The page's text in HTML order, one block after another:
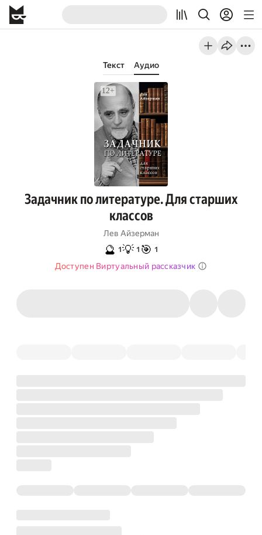
Текст Аудио
Задачник по литературе. Для старших
классов
Лев Айзерман
🔮 1💡 1 🎯 1
Доступен Виртуальный рассказчик